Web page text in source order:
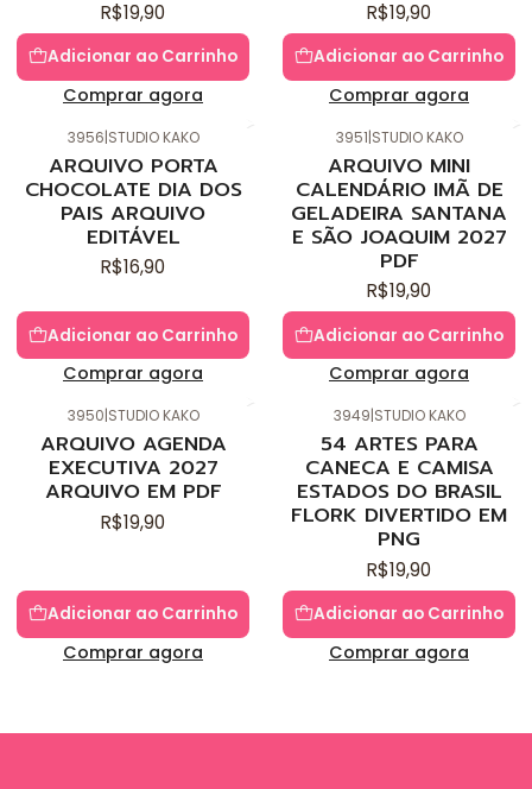
R$19,90
Adicionar ao Carrinho
Comprar agora
R$19,90
Adicionar ao Carrinho
Comprar agora
3956|STUDIO KAKO
ARQUIVO PORTA
CHOCOLATE DIA DOS
PAIS ARQUIVO
EDITÁVEL
R$16,90
Adicionar ao Carrinho
Comprar agora
3951|STUDIO KAKO
ARQUIVO MINI
CALENDÁRIO IMÃ DE
GELADEIRA SANTANA
E SÃO JOAQUIM 2027
PDF
R$19,90
Adicionar ao Carrinho
Comprar agora
3950|STUDIO KAKO
ARQUIVO AGENDA
EXECUTIVA 2027
ARQUIVO EM PDF
R$19,90
Adicionar ao Carrinho
Comprar agora
3949|STUDIO KAKO
54 ARTES PARA
CANECA E CAMISA
ESTADOS DO BRASIL
FLORK DIVERTIDO EM
PNG
R$19,90
Adicionar ao Carrinho
Comprar agora